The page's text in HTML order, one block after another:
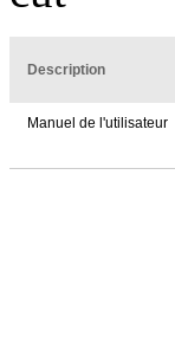
Description
Manuel de l'utilisateur